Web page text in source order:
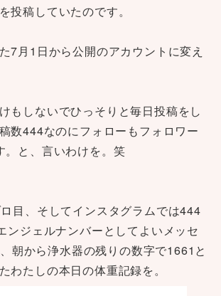
投稿していたのです。
7月1日から公開のアカウントに変え
もしないでひっそりと毎日投稿をし
数444なのにフォローもフォロワー
。と、言いわけを。笑
目、そしてインスタグラムでは444
ンジェルナンバーとしてよいメッセ
朝から浄水器の残りの数字で1661と
わたしの本日の体重記録を。